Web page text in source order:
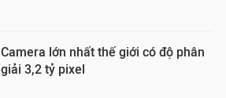
Camera lớn nhất thế giới có độ phân
giải 3,2 tỷ pixel